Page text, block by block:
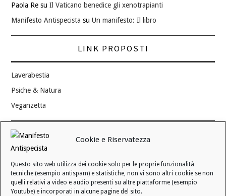
Cookie e Riservatezza
Questo sito web utilizza dei cookie solo per le proprie funzionalità
tecniche (esempio antispam) e statistiche, non vi sono altri cookie se non
quelli relativi a video e audio presenti su altre piattaforme (esempio
Youtube) e incorporati in alcune pagine del sito.
Paola Re suIl Vaticano benedice gli xenotrapianti
Manifesto Antispecista suUn manifesto: Il libro
LINK PROPOSTI
Laverabestia
Psiche & Natura
Veganzetta
Modifica consenso ai cookie
REVOCA IL TUO CONSENSO
Stato attuale: Negato